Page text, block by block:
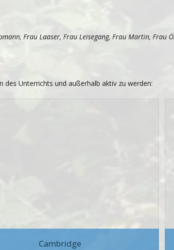
Frau Laaser, Frau Leisegang, Frau Martin, Frau
des Unterrichts und außerhalb aktiv zu werden:
Cambridge